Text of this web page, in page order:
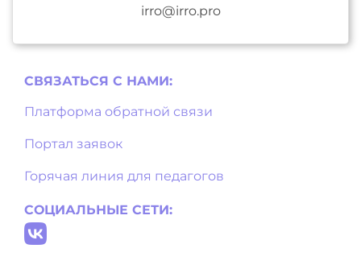
irro@irro.pro
СВЯЗАТЬСЯ С НAМИ:
Платформа обратной связи
Портал заявок
Горячая линия для педагогов
СОЦИАЛЬНЫЕ СЕТИ: